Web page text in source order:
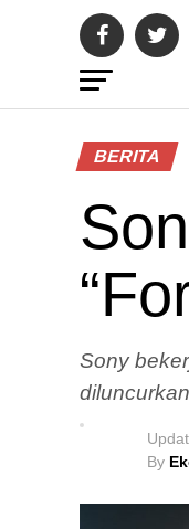
BERITA
Sony
By